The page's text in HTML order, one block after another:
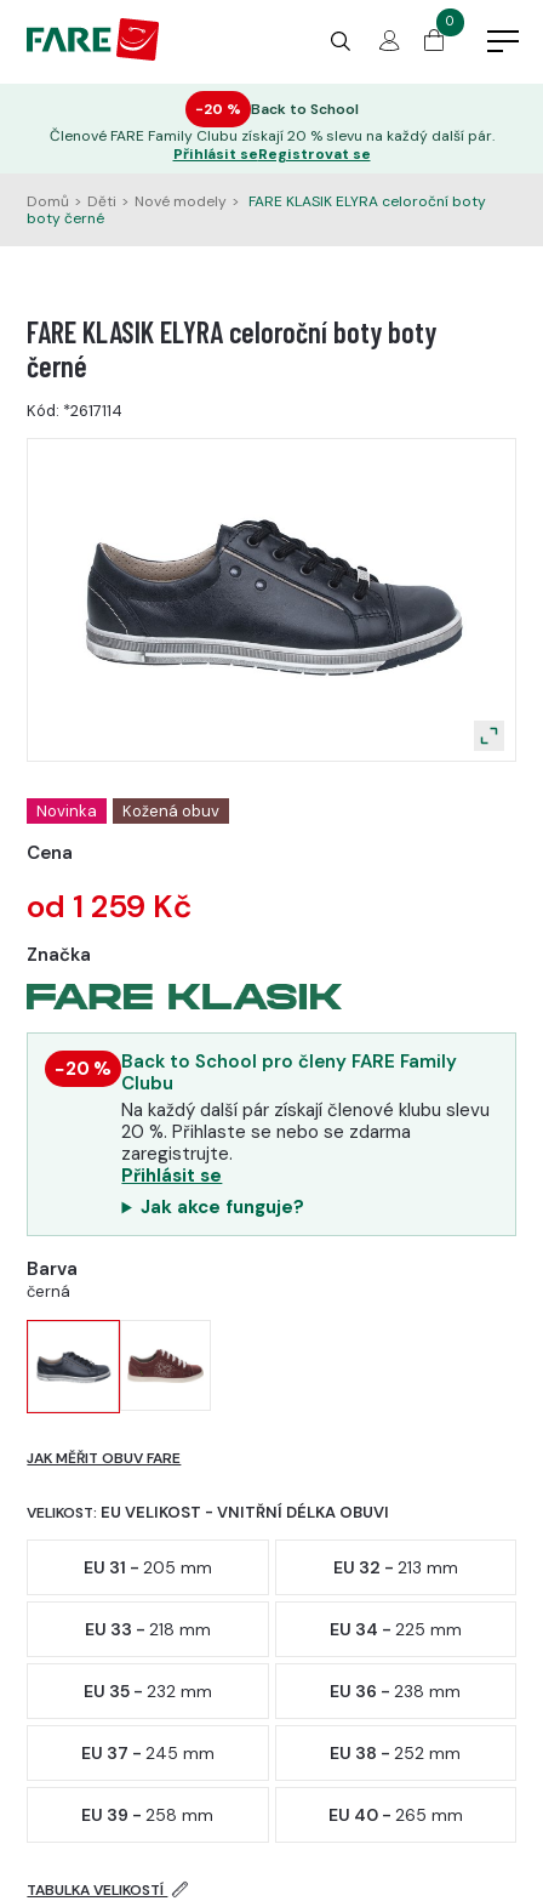
0
−20 % Back to School
Členové FARE Family Clubu získají 20 % slevu na každý další pár.
Přihlásit seRegistrovat se
Domů > Děti > Nové modely > FARE KLASIK ELYRA celoroční boty
boty černé
FARE KLASIK ELYRA celoroční boty boty
černé
Kód: *2617114
Novinka Kožená obuv
Cena
od 1 259 Kč
Značka
−20 % Back to School pro členy FARE Family
Clubu
Na každý další pár získají členové klubu slevu
20 %. Přihlaste se nebo se zdarma
zaregistrujte.
Přihlásit se
Jak akce funguje?
Barva
černá
VELIKOST: EU VELIKOST - VNITŘNÍ DÉLKA OBUVI
JAK MĚŘIT OBUV FARE
EU 31 - 205 mm EU 32 - 213 mm
EU 33 - 218 mm EU 34 - 225 mm
EU 35 - 232 mm EU 36 -238 mm
EU 37 - 245 mm EU 38 -252 mm
EU 39 -258 mm EU 40 - 265 mm
TABULKA VELIKOSTÍ